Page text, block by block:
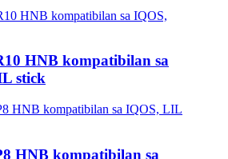
HNB kompatibilan sa
stick
HNB kompatibilan sa